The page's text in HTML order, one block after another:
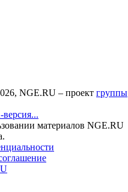
NGE.RU – проект группы
материалов NGE.RU